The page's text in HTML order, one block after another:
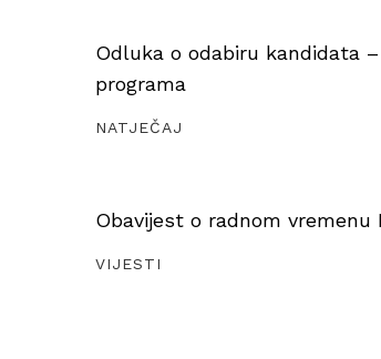
Odluka o odabiru kandidata
programa
NATJEČAJ
Obavijest o radnom vremenu
VIJESTI